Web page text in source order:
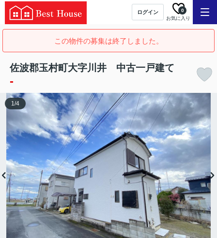
ログイン
お気に入り
0
この物件の募集は終了しました。
佐波郡玉村町大字川井 中古一戸建て
-
1/4